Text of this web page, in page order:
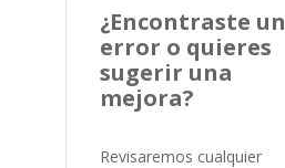
¿Encontraste un
error o quieres
sugerir una
mejora?
Revisaremos cualquier